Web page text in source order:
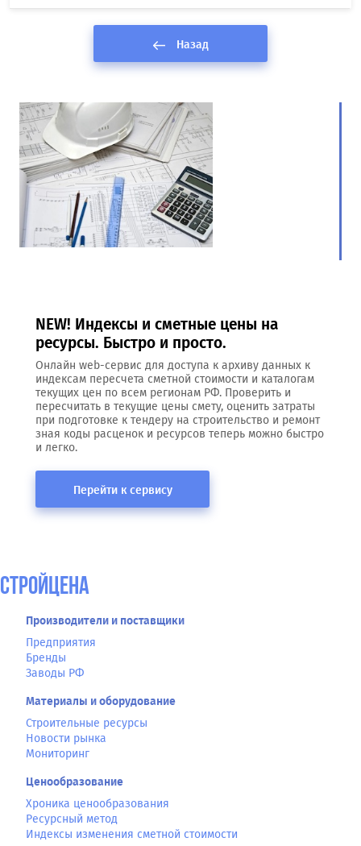
Назад
NEW! Индексы и сметные цены на
ресурсы. Быстро и просто.
Онлайн web-сервис для доступа к архиву данных к
индексам пересчета сметной стоимости и каталогам
текущих цен по всем регионам РФ. Проверить и
пересчитать в текущие цены смету, оценить затраты
при подготовке к тендеру на строительство и ремонт
зная коды расценок и ресурсов теперь можно быстро
и легко.
Перейти к сервису
СтройЦена
Производители и поставщики
Предприятия
Бренды
Заводы РФ
Материалы и оборудование
Строительные ресурсы
Новости рынка
Мониторинг
Ценообразование
Хроника ценообразования
Ресурсный метод
Индексы изменения сметной стоимости